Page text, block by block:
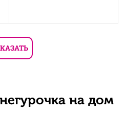
на дом